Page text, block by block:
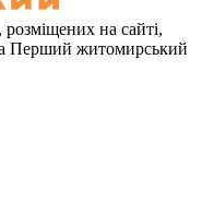
розміщених на сайті,
Перший житомирський